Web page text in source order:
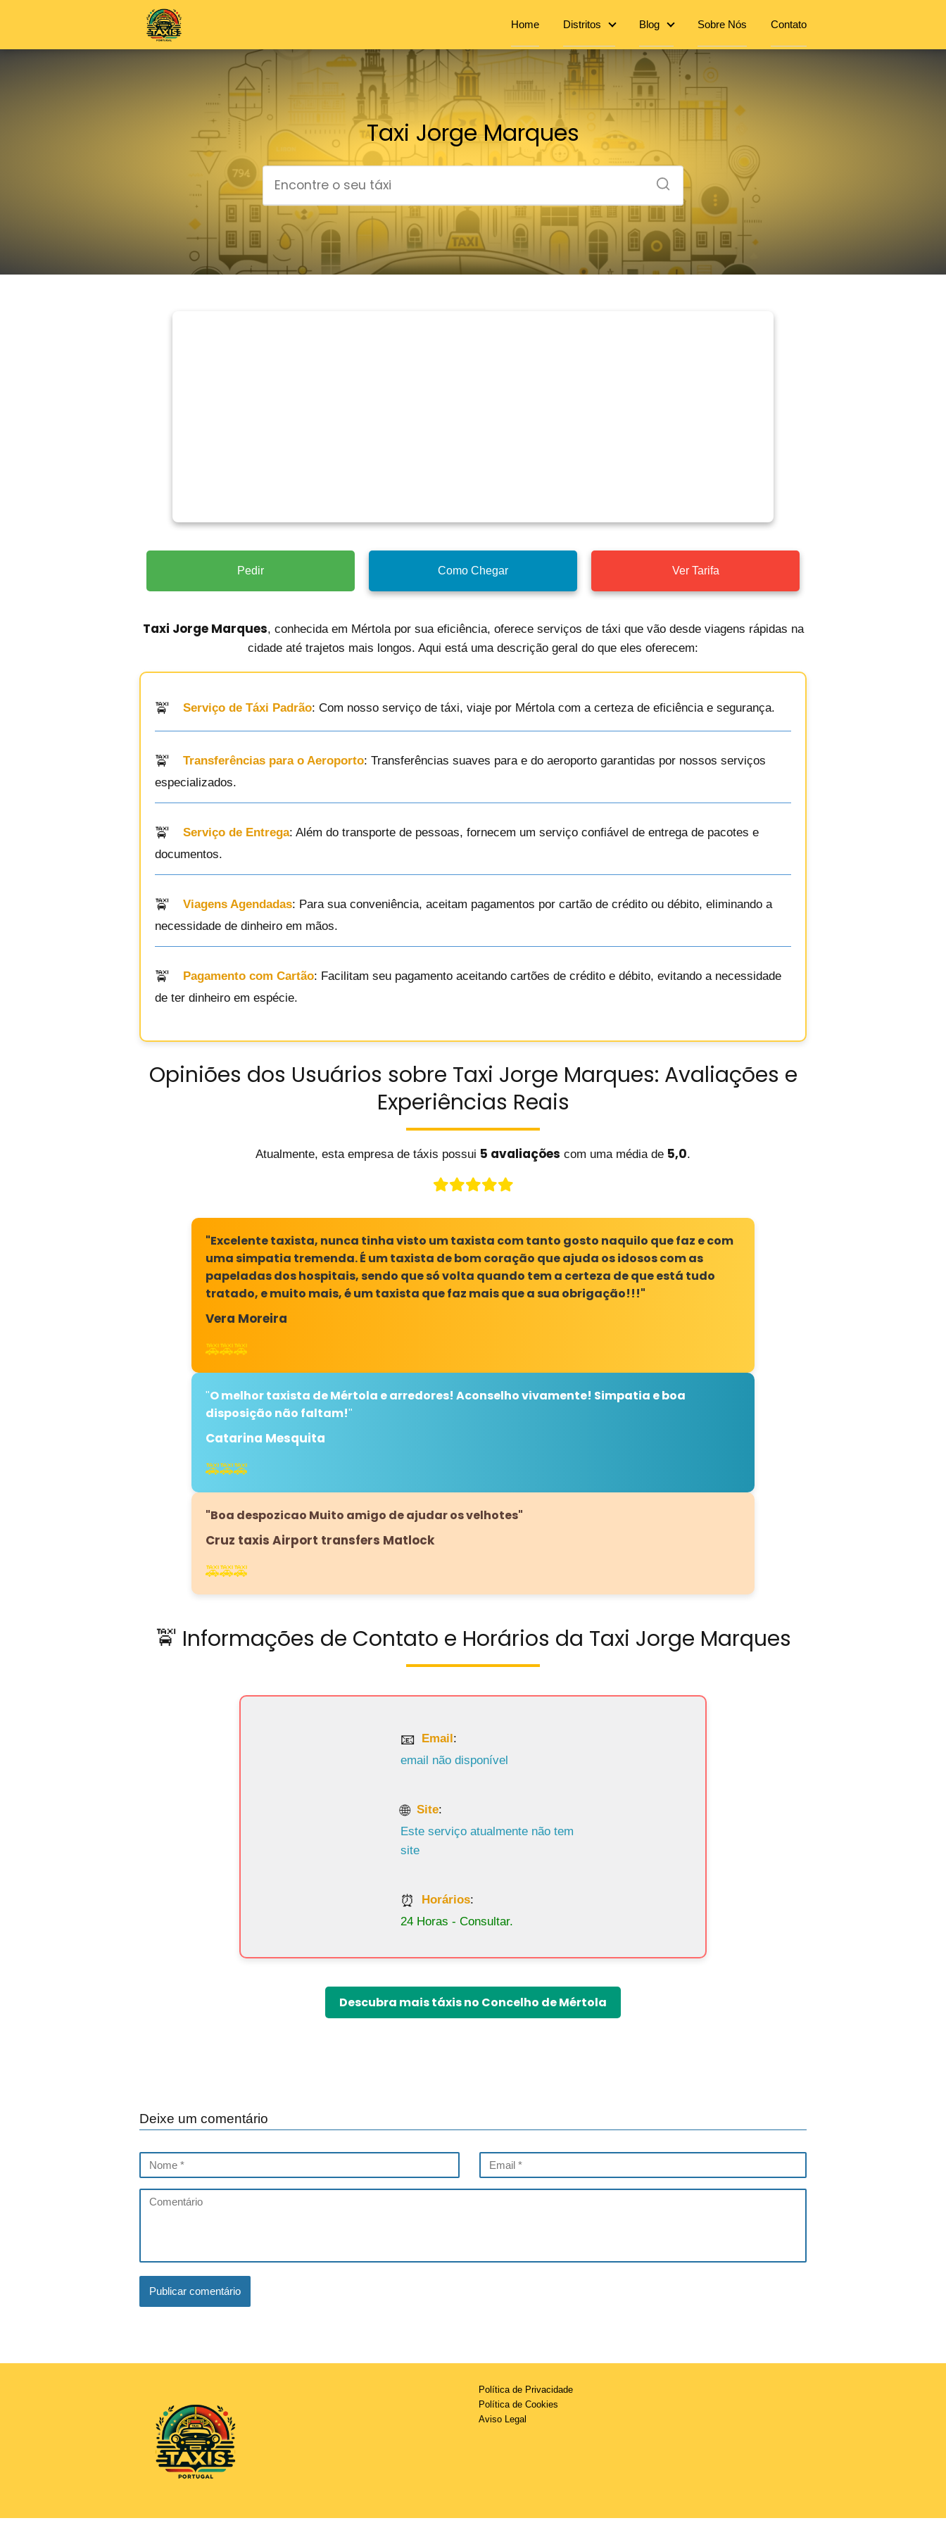
Home Distritos Blog Sobre Nós Contato
Taxi Jorge Marques
Pedir Como Chegar Ver Tarifa
Taxi Jorge Marques, conhecida em Mértola por sua eficiência, oferece serviços de táxi que vão desde viagens rápidas na
cidade até trajetos mais longos. Aqui está uma descrição geral do que eles oferecem:
Serviço de Táxi Padrão: Com nosso serviço de táxi, viaje por Mértola com a certeza de eficiência e segurança.
Transferências para o Aeroporto: Transferências suaves para e do aeroporto garantidas por nossos serviços
especializados.
Serviço de Entrega: Além do transporte de pessoas, fornecem um serviço confiável de entrega de pacotes e
documentos.
Viagens Agendadas: Para sua conveniência, aceitam pagamentos por cartão de crédito ou débito, eliminando a
necessidade de dinheiro em mãos.
Pagamento com Cartão: Facilitam seu pagamento aceitando cartões de crédito e débito, evitando a necessidade
de ter dinheiro em espécie.
Opiniões dos Usuários sobre Taxi Jorge Marques: Avaliações e
Experiências Reais
Atualmente, esta empresa de táxis possui 5 avaliações com uma média de 5,0.
"Excelente taxista, nunca tinha visto um taxista com tanto gosto naquilo que faz e com
uma simpatia tremenda. É um taxista de bom coração que ajuda os idosos com as
papeladas dos hospitais, sendo que só volta quando tem a certeza de que está tudo
tratado, e muito mais, é um taxista que faz mais que a sua obrigação!!!"
Vera Moreira
🚕🚕🚕
"O melhor taxista de Mértola e arredores! Aconselho vivamente! Simpatia e boa
disposição não faltam!"
Catarina Mesquita
🚕🚕🚕
"Boa despozicao Muito amigo de ajudar os velhotes"
Cruz taxis Airport transfers Matlock
🚕🚕🚕
🚖 Informações de Contato e Horários da Taxi Jorge Marques
Email :
email não disponível
Site:
Este serviço atualmente não tem
site
Horários:
24 Horas - Consultar.
Descubra mais táxis no Concelho de Mértola